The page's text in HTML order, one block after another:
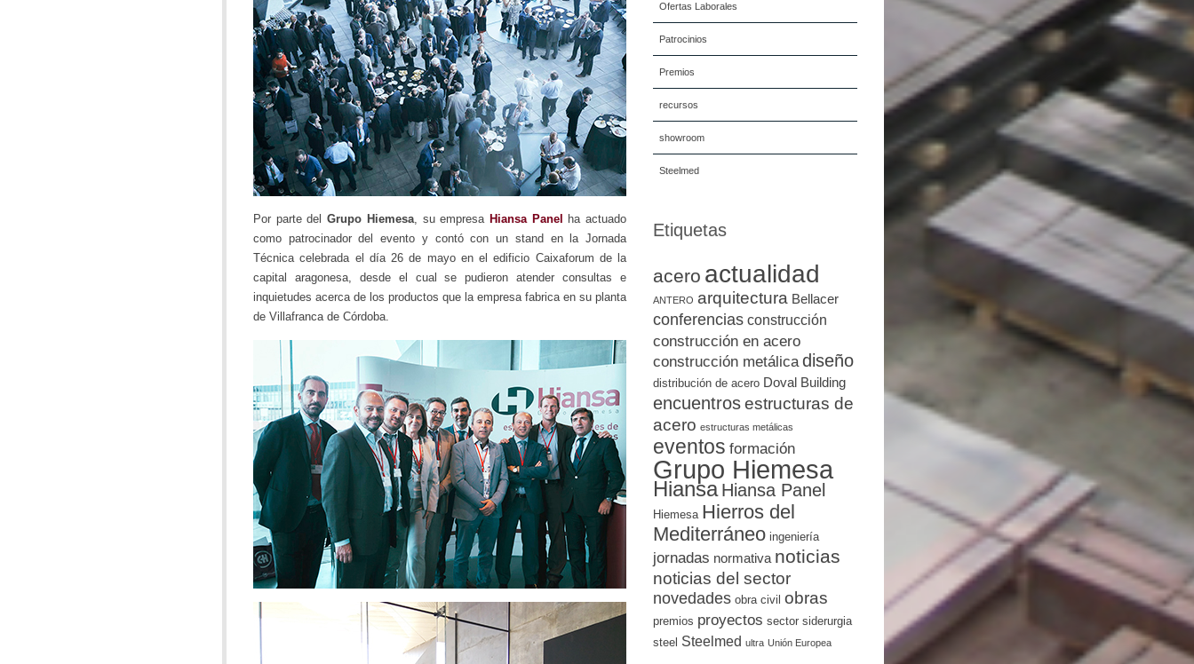
Ofertas Laborales
Patrocinios
Premios
recursos
showroom
Steelmed
Etiquetas
acero actualidad
ANTERO arquitectura Bellacer
conferencias construcción
construcción en acero
construcción metálica diseño
distribución de acero Doval Building
encuentrosestructuras de
acero estructuras metálicas
eventos formación
Grupo Hiemesa
Hiansa Hiansa Panel
Hiemesa Hierros del
Mediterráneo ingeniería
jornadas normativa noticias
noticias del sector
novedades obra civil obras
premios proyectos sector siderurgia
steel Steelmed ultra Unión Europea
Por parte delGrupo Hiemesa, su empresa Hiansa Panel
ha actuado
como patrocinador del evento y contó con un stand en la Jornada
Técnica celebrada el día 26 de mayo en el edificio Caixaforum de la
capital aragonesa, desde el cual se pudieron atender consultas e
inquietudes acerca de los productos que la empresa fabrica en su planta
de Villafranca de Córdoba.